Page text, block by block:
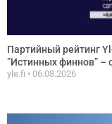
Партийный рейтинг
”Истинных финнов”
yle.fi 06.08.2026